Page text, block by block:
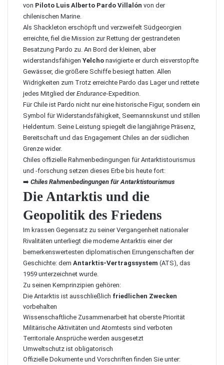
von Piloto Luis Alberto Pardo Villalón von der
chilenischen Marine.
Als Shackleton erschöpft und verzweifelt Südgeorgien
erreichte, fiel die Mission zur Rettung der gestrandeten
Besatzung Pardo zu. An Bord der kleinen, aber
widerstandsfähigen Yelcho navigierte er durch eisverstopfte
Gewässer, die größere Schiffe besiegt hatten. Allen
Widrigkeiten zum Trotz erreichte Pardo das Lager und rettete
jedes Mitglied derEndurance-Expedition.
Für Chile ist Pardo nicht nur eine historische Figur, sondern ein
Symbol für Widerstandsfähigkeit, Seemannskunst und stillen
Heldentum. Seine Leistung spiegelt die langjährige Präsenz,
Bereitschaft und das Engagement Chiles an der südlichen
Grenze wider.
Chiles offizielle Rahmenbedingungen für Antarktistourismus
und -forschung setzen dieses Erbe bis heute fort:
➡️ Chiles Rahmenbedingungen für Antarktistourismus
Die Antarktis und die
Geopolitik des Friedens
Im krassen Gegensatz zu seiner Vergangenheit nationaler
Rivalitäten unterliegt die moderne Antarktis einer der
bemerkenswertesten diplomatischen Errungenschaften der
Geschichte: dem Antarktis-Vertragssystem (ATS), das
1959 unterzeichnet wurde.
Zu seinen Kernprinzipien gehören:
Die Antarktis ist ausschließlich friedlichen Zwecken
vorbehalten
Wissenschaftliche Zusammenarbeit hat oberste Priorität
Militärische Aktivitäten und Atomtests sind verboten
Territoriale Ansprüche werden ausgesetzt
Umweltschutz ist obligatorisch
Offizielle Dokumente und Vorschriften finden Sie unter: